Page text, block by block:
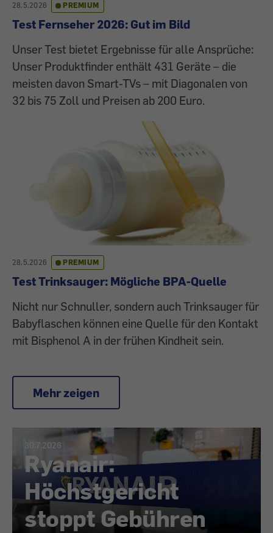
28.5.2026 PREMIUM
Test Fernseher 2026: Gut im Bild
Unser Test bietet Ergebnisse für alle Ansprüche:
Unser Produktfinder enthält 431 Geräte – die
meisten davon Smart-TVs – mit Diagonalen von
32 bis 75 Zoll und Preisen ab 200 Euro.
28.5.2026 PREMIUM
Test Trinksauger: Mögliche BPA-Quelle
Nicht nur Schnuller, sondern auch Trinksauger für
Babyflaschen können eine Quelle für den Kontakt
mit Bisphenol A in der frühen Kindheit sein.
Mehr zeigen
30.7.2026
Ryanair:
Höchstgericht
stoppt Gebühren